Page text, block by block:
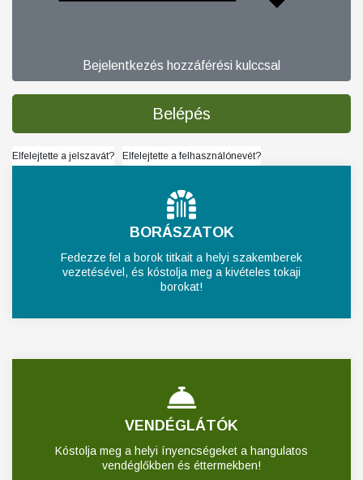
Bejelentkezés hozzáférési kulccsal
Belépés
Elfelejtette a jelszavát? Elfelejtette a felhasználónevét?
BORÁSZATOK
Fedezze fel a borok titkait a helyi szakemberek
vezetésével, és kóstolja meg a kivételes tokaji
borokat!
VENDÉGLÁTÓK
Kóstolja meg a helyi ínyencségeket a hangulatos
vendéglőkben és éttermekben!